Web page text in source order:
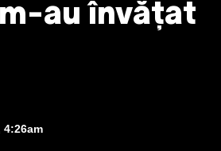
au învățat
4:26am